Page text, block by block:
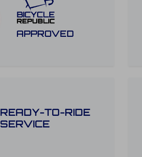
APPROVED
READY-TO-RIDE
SERVICE